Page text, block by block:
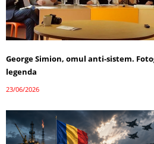
George Simion, omul anti-sistem.
legenda
23/06/2026